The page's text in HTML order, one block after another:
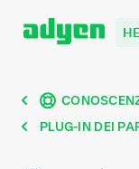
PLUG-IN DEI